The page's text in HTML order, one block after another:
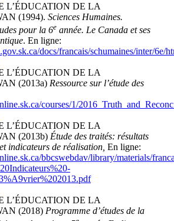
L’ÉDUCATION DE LA
(1994). Sciences Humaines.
pour la 6e année. Le Canada et ses
. En ligne:
docs/francais/schumaines/inter/6e/
L’ÉDUCATION DE LA
(2013a) Ressource sur l’étude des
courses/1/
L’ÉDUCATION DE LA
(2013b) Étude des traités: résultats
indicateurs de réalisation, En ligne:
bbcswebdav/library/materials/
L’ÉDUCATION DE LA
(2018) Programme d’études de la